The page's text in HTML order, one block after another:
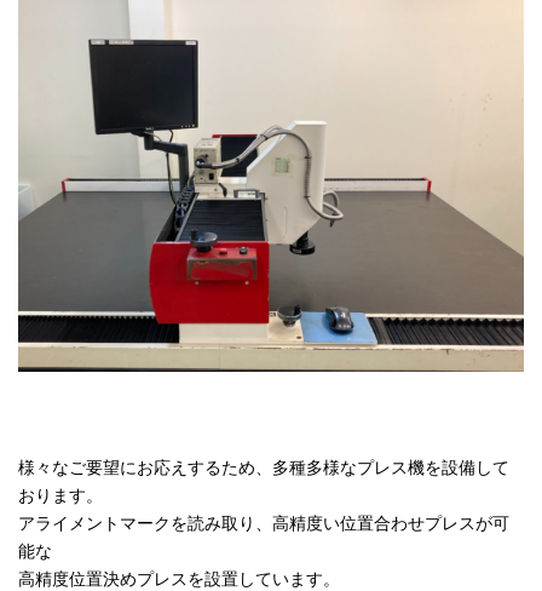
様々なご要望にお応えするため、多種多様なプレス機を設備して
おります。
アライメントマークを読み取り、高精度い位置合わせプレスが可
能な
高精度位置決めプレスを設置しています。